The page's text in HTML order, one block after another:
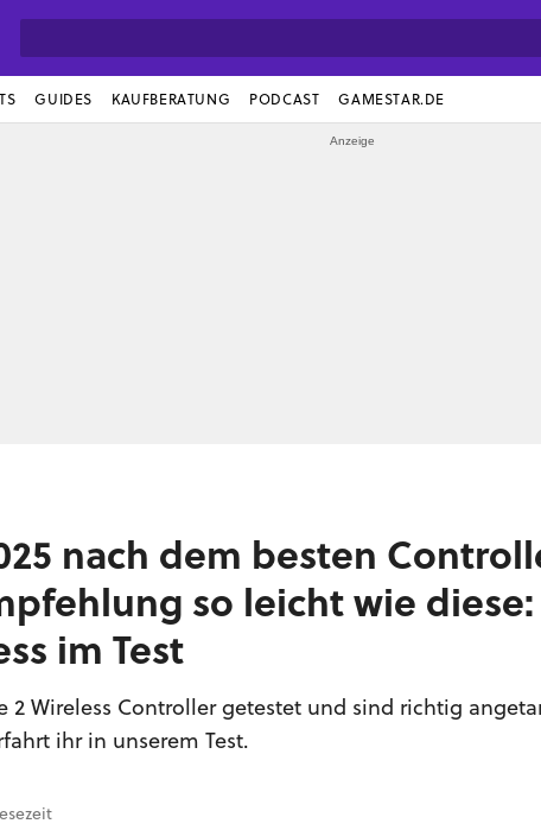
GUIDES KAUFBERATUNG PODCAST GAMESTAR.DE
nach dem besten
so leicht wie
im Test
2 Wireless Controller getestet und sind richtig
ihr in unserem Test.